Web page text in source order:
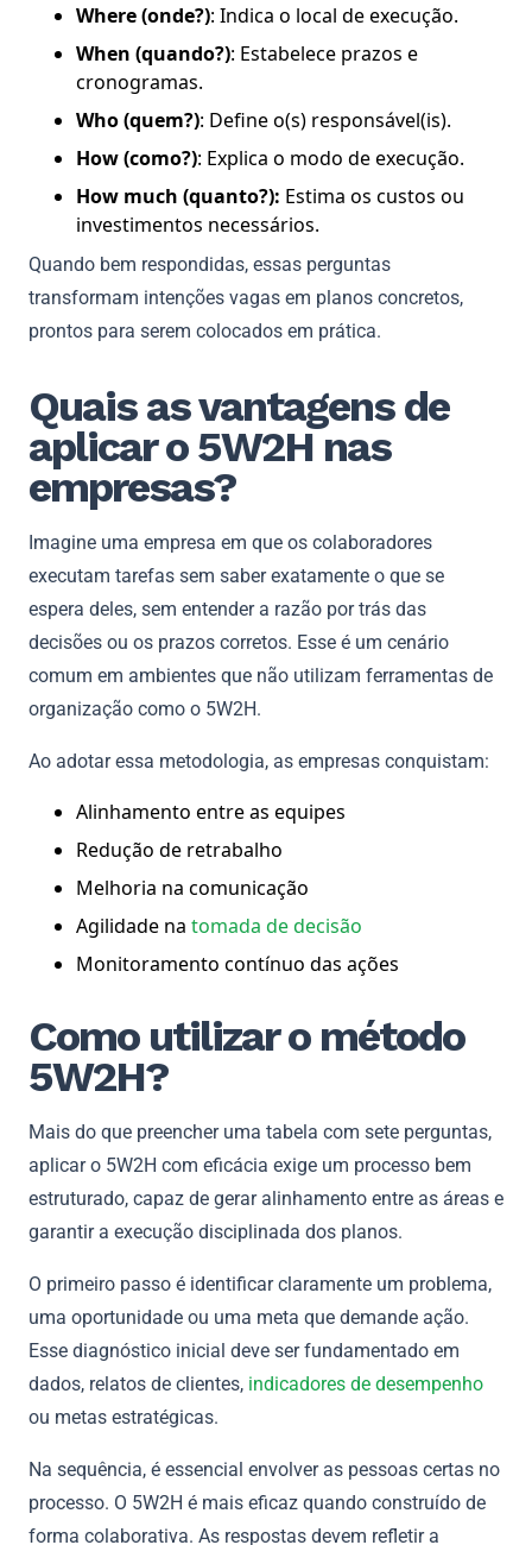
Where (onde?): Indica o local de execução.
When (quando?): Estabelece prazos e
cronogramas.
Who (quem?): Define o(s) responsável(is).
How (como?): Explica o modo de execução.
How much (quanto?): Estima os custos ou
investimentos necessários.
Quando bem respondidas, essas perguntas
transformam intenções vagas em planos concretos,
prontos para serem colocados em prática.
Quais as vantagens de
aplicar o 5W2H nas
empresas?
Imagine uma empresa em que os colaboradores
executam tarefas sem saber exatamente o que se
espera deles, sem entender a razão por trás das
decisões ou os prazos corretos. Esse é um cenário
comum em ambientes que não utilizam ferramentas de
organização como o 5W2H.
Ao adotar essa metodologia, as empresas conquistam:
Alinhamento entre as equipes
Redução de retrabalho
Melhoria na comunicação
Agilidade na tomada de decisão
Monitoramento contínuo das ações
Como utilizar o método
5W2H?
Mais do que preencher uma tabela com sete perguntas,
aplicar o 5W2H com eficácia exige um processo bem
estruturado, capaz de gerar alinhamento entre as áreas e
garantir a execução disciplinada dos planos.
O primeiro passo é identificar claramente um problema,
uma oportunidade ou uma meta que demande ação.
Esse diagnóstico inicial deve ser fundamentado em
dados, relatos de clientes, indicadores de desempenho
ou metas estratégicas.
Na sequência, é essencial envolver as pessoas certas no
processo. O 5W2H é mais eficaz quando construído de
forma colaborativa. As respostas devem refletir a